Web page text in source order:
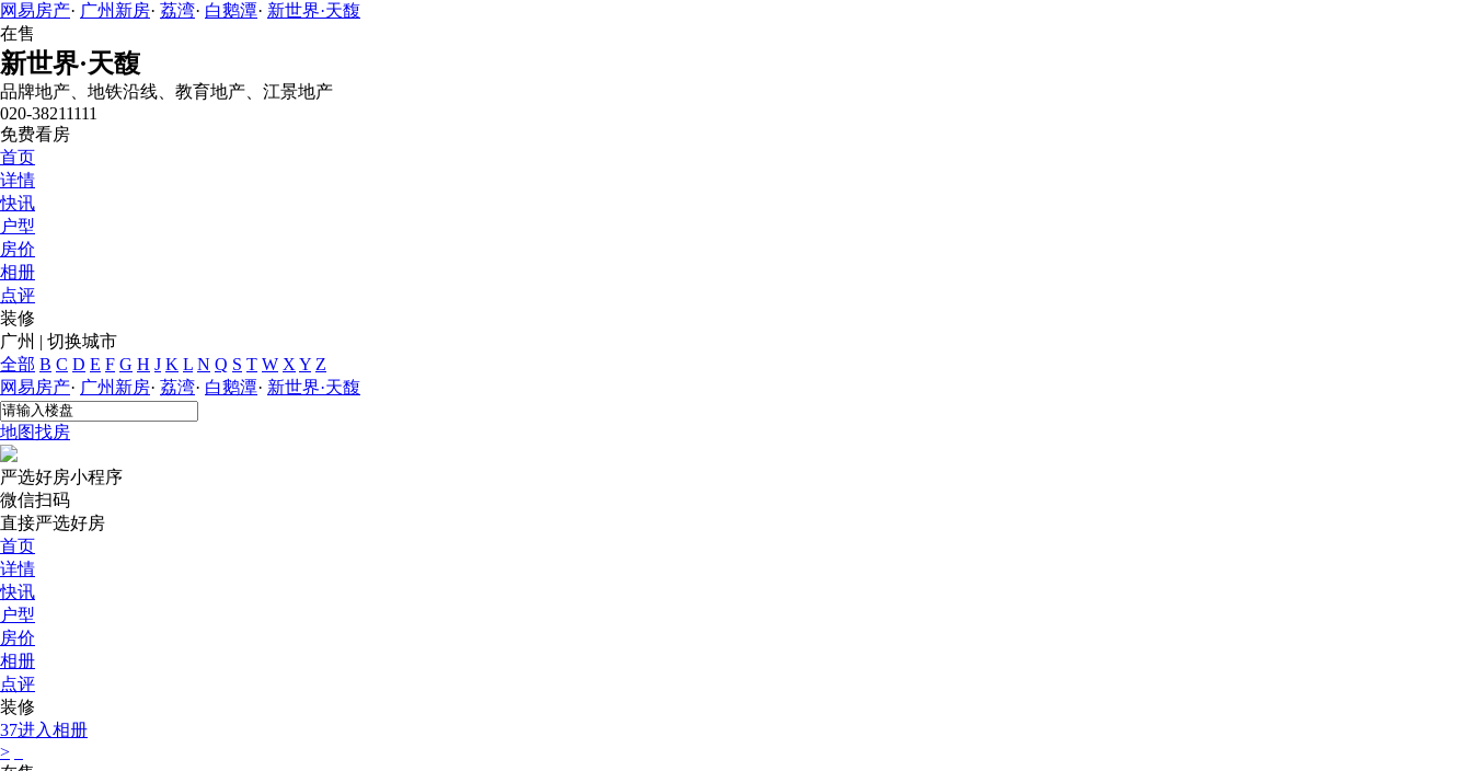
网易房产· 广州新房· 荔湾· 白鹅潭· 新世界·天馥
在售
新世界·天馥
品牌地产、地铁沿线、教育地产、江景地产
020-38211111
免费看房
首页
详情
快讯
户型
房价
相册
点评
装修
广州 | 切换城市
全部 B C D E F G H J K L N Q S T W X Y Z
网易房产· 广州新房· 荔湾· 白鹅潭· 新世界·天馥
地图找房
严选好房小程序
微信扫码
直接严选好房
首页
详情
快讯
户型
房价
相册
点评
装修
37进入相册
>